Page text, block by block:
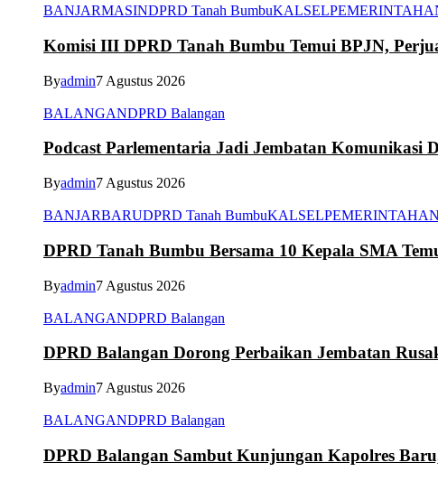
BANJARMASINDPRD Tanah BumbuKALSEL
Komisi III DPRD Tanah Bumbu Temui BPJN,
Byadmin7 Agustus 2026
BALANGANDPRD Balangan
Podcast Parlementaria Jadi Jembatan Komunikasi
Byadmin7 Agustus 2026
BANJARBARUDPRD Tanah BumbuKALSELPEMERINTAHAN
DPRD Tanah Bumbu Bersama 10 Kepala SMA
Byadmin7 Agustus 2026
BALANGANDPRD Balangan
DPRD Balangan Dorong Perbaikan Jembatan
Byadmin7 Agustus 2026
BALANGANDPRD Balangan
DPRD Balangan Sambut Kunjungan Kapolres